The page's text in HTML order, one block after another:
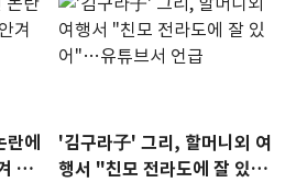
에
미
'김구라子' 그리, 할머니외 여
행서 "친모 전라도에 잘 있